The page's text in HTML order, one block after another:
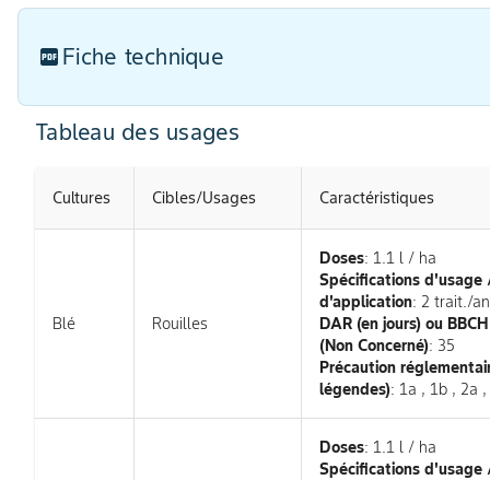
Fiche technique
Tableau des usages
Cultures Cibles/Usages Caractéristiques
Blé Rouilles
Doses: 1.1 l / ha
Spécifications d'usage
d'application: 2 trait./an
DAR (en jours) ou
(Non Concerné): 35
Précaution
légendes): 1a , 1b , 2a
Doses: 1.1 l / ha
Spécifications d'usage